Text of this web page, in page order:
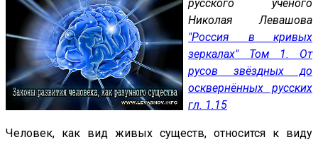
русского ученого
Николая Левашова
"Россия в кривых
зеркалах" Том 1. От
русов звёздных до
осквернённых русских
гл. 1.15
Человек, как вид живых существ, относится к виду